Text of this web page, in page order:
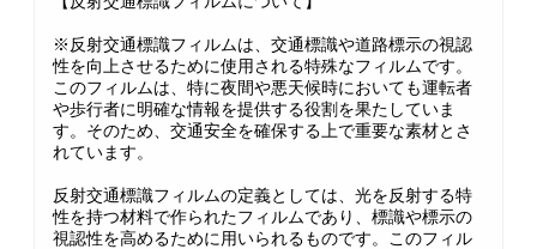
※反射交通標識フィルムは、交通標識や道路標示の視認
性を向上させるために使用される特殊なフィルムです。
このフィルムは、特に夜間や悪天候時においても運転者
や歩行者に明確な情報を提供する役割を果たしていま
す。そのため、交通安全を確保する上で重要な素材とさ
れています。
反射交通標識フィルムの定義としては、光を反射する特
性を持つ材料で作られたフィルムであり、標識や標示の
視認性を高めるために用いられるものです。このフィル